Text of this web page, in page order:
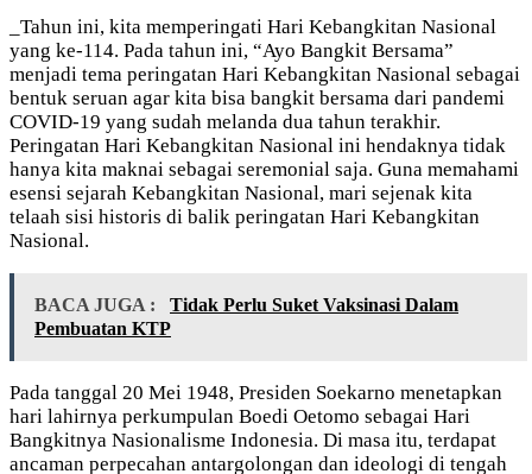
_Tahun ini, kita memperingati Hari Kebangkitan Nasional
yang ke-114. Pada tahun ini, “Ayo Bangkit Bersama”
menjadi tema peringatan Hari Kebangkitan Nasional sebagai
bentuk seruan agar kita bisa bangkit bersama dari pandemi
COVID-19 yang sudah melanda dua tahun terakhir.
Peringatan Hari Kebangkitan Nasional ini hendaknya tidak
hanya kita maknai sebagai seremonial saja. Guna memahami
esensi sejarah Kebangkitan Nasional, mari sejenak kita
telaah sisi historis di balik peringatan Hari Kebangkitan
Nasional.
BACA JUGA :
Tidak Perlu Suket Vaksinasi Dalam
Pembuatan KTP
Pada tanggal 20 Mei 1948, Presiden Soekarno menetapkan
hari lahirnya perkumpulan Boedi Oetomo sebagai Hari
Bangkitnya Nasionalisme Indonesia. Di masa itu, terdapat
ancaman perpecahan antargolongan dan ideologi di tengah